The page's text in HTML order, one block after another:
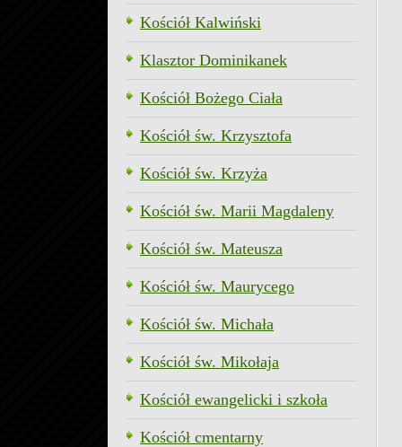
Kościół Kalwiński
Klasztor Dominikanek
Kościół Bożego Ciała
Kościół św. Krzysztofa
Kościół św. Krzyża
Kościół św. Marii Magdaleny
Kościół św. Mateusza
Kościół św. Maurycego
Kościół św. Michała
Kościół św. Mikołaja
Kościół ewangelicki i szkoła
Kościół cmentarny